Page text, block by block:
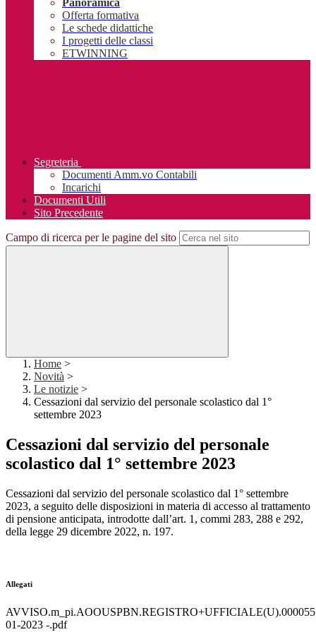
Panoramica
Offerta formativa
Le schede didattiche
I progetti delle classi
ETWINNING
Segreteria
Documenti Amm.vo Contabili
Incarichi
Documenti Utili
Sito Precedente
Campo di ricerca per le pagine del sito
Home >
Novità >
Le notizie >
Cessazioni dal servizio del personale scolastico dal 1°
settembre 2023
Cessazioni dal servizio del personale
scolastico dal 1° settembre 2023
Cessazioni dal servizio del personale scolastico dal 1° settembre
2023, a seguito delle disposizioni in materia di accesso al trattamento
di pensione anticipata, introdotte dall’art. 1, commi 283, 288 e 292,
della legge 29 dicembre 2022, n. 197.
Allegati
01-2023 -.pdf